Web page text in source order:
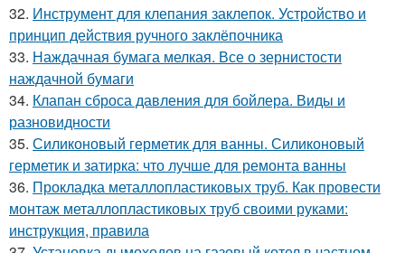
32. Инструмент для клепания заклепок. Устройство и
принцип действия ручного заклёпочника
33. Наждачная бумага мелкая. Все о зернистости
наждачной бумаги
34. Клапан сброса давления для бойлера. Виды и
разновидности
35. Силиконовый герметик для ванны. Силиконовый
герметик и затирка: что лучше для ремонта ванны
36. Прокладка металлопластиковых труб. Как провести
монтаж металлопластиковых труб своими руками:
инструкция, правила